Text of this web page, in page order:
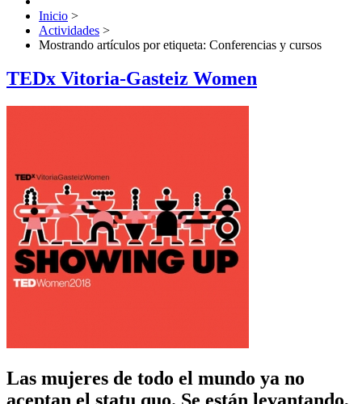
Inicio >
Actividades >
Mostrando artículos por etiqueta: Conferencias y cursos
TEDx Vitoria-Gasteiz Women
Las mujeres de todo el mundo ya no